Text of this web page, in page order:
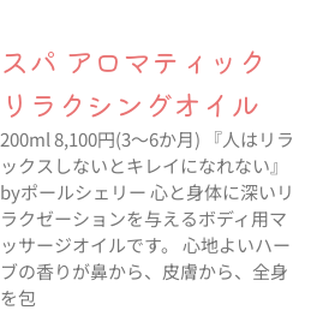
スパ アロマティック
リラクシングオイル
200ml 8,100円(3～6か月) 『人はリラ
ックスしないとキレイになれない』
byポールシェリー 心と身体に深いリ
ラクゼーションを与えるボディ用マ
ッサージオイルです。 心地よいハー
ブの香りが鼻から、皮膚から、全身
を包